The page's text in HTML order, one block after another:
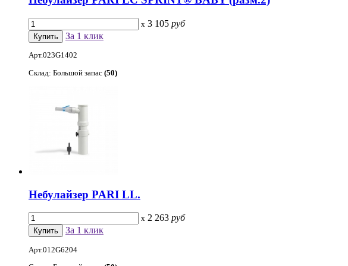
x 3 105 руб
За 1 клик
Арт.023G1402
Склад: Большой запас (50)
Небулайзер PARI LL.
x 2 263 руб
За 1 клик
Арт.012G6204